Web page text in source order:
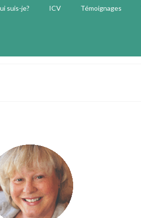
suis-je? ICV Témoignages